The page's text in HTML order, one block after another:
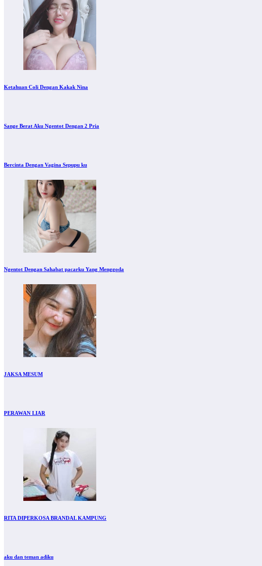
Ketahuan Coli Dengan Kakak Nina
Sange Berat Aku Ngentot Dengan 2 Pria
Bercinta Dengan Vagina Sepupu ku
Ngentot Dengan Sahabat pacarku Yang Menggoda
JAKSA MESUM
PERAWAN LIAR
RITA DIPERKOSA BRANDAL KAMPUNG
aku dan teman adiku